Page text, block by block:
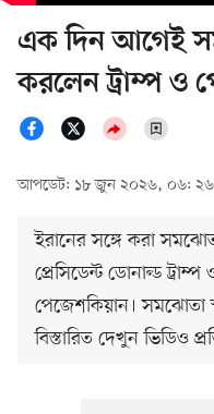
এক দিন আগেই
করলেন ট্রাম্প ও
আপডেট: ১৮ জুন ২০২৬, ০৬: ২৬
ইরানের সঙ্গে করা
প্রেসিডেন্ট ডোনাল্ড
পেজেশকিয়ান। সমঝোতা
বিস্তারিত দেখুন ভিডিও